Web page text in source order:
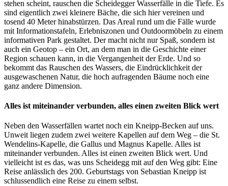
stehen scheint, rauschen die Scheidegger Wasserfälle in die Tiefe. Es
sind eigentlich zwei kleinere Bäche, die sich hier vereinen und
tosend 40 Meter hinabstürzen. Das Areal rund um die Fälle wurde
mit Informationstafeln, Erlebniszonen und Outdoormöbeln zu einem
informativen Park gestaltet. Der macht nicht nur Spaß, sondern ist
auch ein Geotop – ein Ort, an dem man in die Geschichte einer
Region schauen kann, in die Vergangenheit der Erde. Und so
bekommt das Rauschen des Wassers, die Eindrücklichkeit der
ausgewaschenen Natur, die hoch aufragenden Bäume noch eine
ganz andere Dimension.
Alles ist miteinander verbunden, alles einen zweiten Blick wert
Neben den Wasserfällen wartet noch ein Kneipp-Becken auf uns.
Unweit liegen zudem zwei weitere Kapellen auf dem Weg – die St.
Wendelins-Kapelle, die Gallus und Magnus Kapelle. Alles ist
miteinander verbunden. Alles ist einen zweiten Blick wert. Und
vielleicht ist es das, was uns Scheidegg mit auf den Weg gibt: Eine
Reise anlässlich des 200. Geburtstags von Sebastian Kneipp ist
schlussendlich eine Reise zu einem selbst.